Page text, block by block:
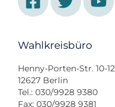
Wahlkreisbüro
Henny-Porten-Str. 10-12
12627 Berlin
Tel.: 030/9928 9380
Fax: 030/9928 9381